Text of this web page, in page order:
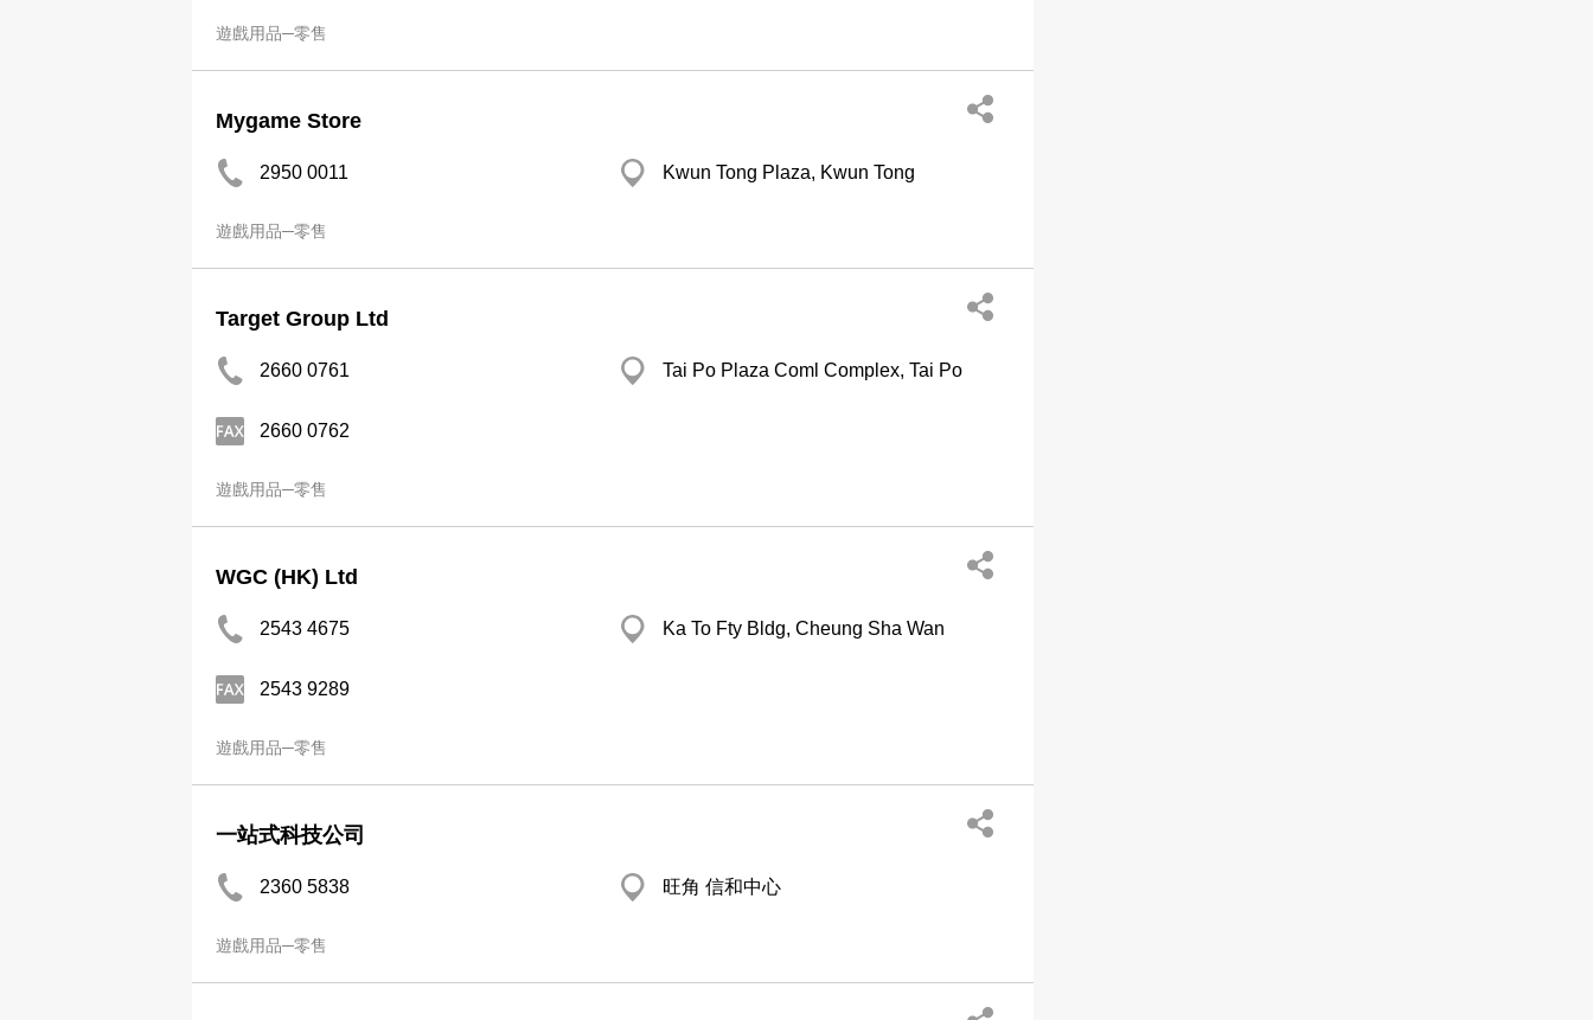
遊戲用品─零售
Mygame Store
2950 0011 Kwun Tong Plaza, Kwun Tong
遊戲用品─零售
Target Group Ltd
2660 0761 Tai Po Plaza Coml Complex, Tai Po
2660 0762
遊戲用品─零售
WGC (HK) Ltd
2543 4675 Ka To Fty Bldg, Cheung Sha Wan
2543 9289
遊戲用品─零售
一站式科技公司
2360 5838 旺角 信和中心
遊戲用品─零售